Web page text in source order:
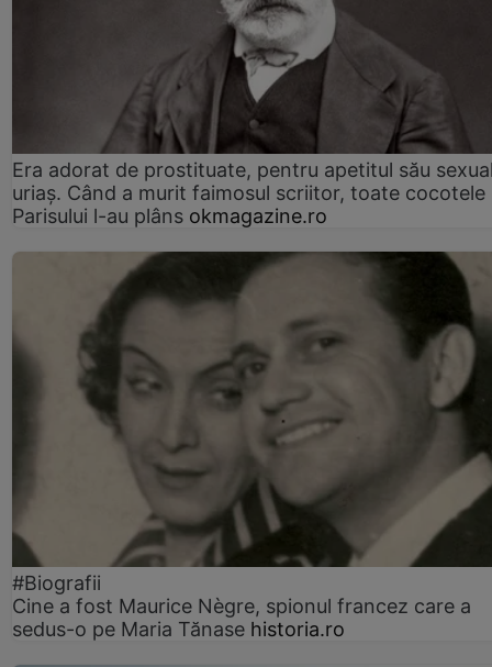
Era adorat de prostituate, pentru apetitul său
uriaș. Când a murit faimosul scriitor, toate cocotele
Parisului l-au plâns okmagazine.ro
#Biografii
Cine a fost Maurice Nègre, spionul francez care a
sedus-o pe Maria Tănase historia.ro